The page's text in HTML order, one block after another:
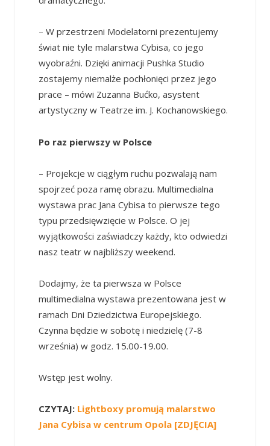
– W przestrzeni Modelatorni prezentujemy
świat nie tyle malarstwa Cybisa, co jego
wyobraźni. Dzięki animacji Pushka Studio
zostajemy niemalże pochłonięci przez jego
prace – mówi Zuzanna Bućko, asystent
artystyczny w Teatrze im. J. Kochanowskiego.
Po raz pierwszy w Polsce
– Projekcje w ciągłym ruchu pozwalają nam
spojrzeć poza ramę obrazu. Multimedialna
wystawa prac Jana Cybisa to pierwsze tego
typu przedsięwzięcie w Polsce. O jej
wyjątkowości zaświadczy każdy, kto odwiedzi
nasz teatr w najbliższy weekend.
Dodajmy, że ta pierwsza w Polsce
multimedialna wystawa prezentowana jest w
ramach Dni Dziedzictwa Europejskiego.
Czynna będzie w sobotę i niedzielę (7-8
września) w godz. 15.00-19.00.
Wstęp jest wolny.
CZYTAJ: Lightboxy promują malarstwo
Jana Cybisa w centrum Opola [ZDJĘCIA]